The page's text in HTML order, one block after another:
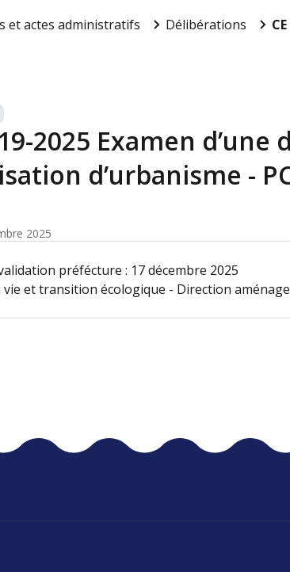
et actes administratifs Délibérations
2025 Examen d’une
d’urbanisme -
2025
préfécture : 17 décembre 2025
vie et transition écologique - Direction